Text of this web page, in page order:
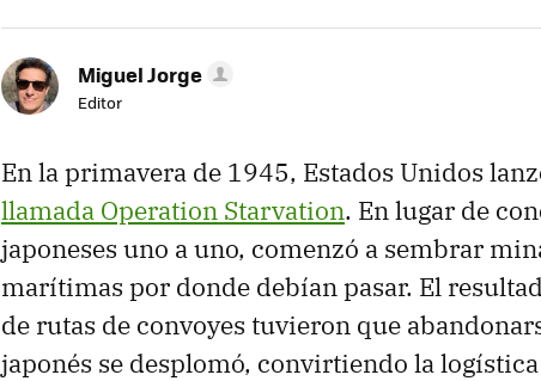
Miguel Jorge
Editor
En la primavera de 1945, Estados Unidos
llamada Operation Starvation. En lugar de
japoneses uno a uno, comenzó a sembrar
marítimas por donde debían pasar. El
de rutas de convoyes tuvieron que
japonés se desplomó, convirtiendo la